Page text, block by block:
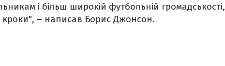
і більш широкій футбольній громадськості,
– написав Борис Джонсон.